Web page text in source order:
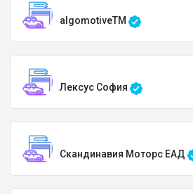
algomotiveTM
Лексус София
Скандинавия Моторс ЕАД